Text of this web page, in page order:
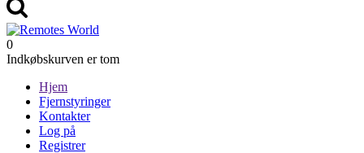
0
Indkøbskurven er tom
Hjem
Fjernstyringer
Kontakter
Log på
Registrer